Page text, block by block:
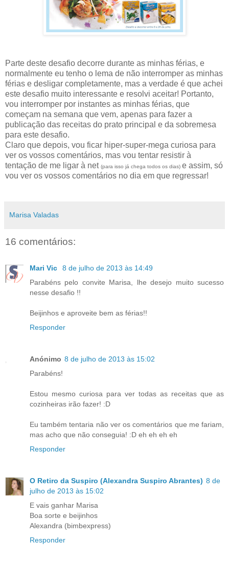
Parte deste desafio decorre durante as minhas férias, e
normalmente eu tenho o lema de não interromper as minhas
férias e desligar completamente, mas a verdade é que achei
este desafio muito interessante e resolvi aceitar! Portanto,
vou interromper por instantes as minhas férias, que
começam na semana que vem, apenas para fazer a
publicação das receitas do prato principal e da sobremesa
para este desafio.
Claro que depois, vou ficar hiper-super-mega curiosa para
ver os vossos comentários, mas vou tentar resistir à
tentação de me ligar à net (para isso já chega todos os dias) e assim, só
vou ver os vossos comentários no dia em que regressar!
Marisa Valadas
16 comentários:
Mari Vic
8 de julho de 2013 às 14:49
Parabéns pelo convite Marisa, lhe desejo muito sucesso
nesse desafio !!
Beijinhos e aproveite bem as férias!!
Responder
Anónimo 8 de julho de 2013 às 15:02
Parabéns!
Estou mesmo curiosa para ver todas as receitas que as
cozinheiras irão fazer! :D
Eu também tentaria não ver os comentários que me fariam,
mas acho que não conseguia! :D eh eh eh eh
Responder
O Retiro da Suspiro (Alexandra Suspiro Abrantes) 8 de
julho de 2013 às 15:02
E vais ganhar Marisa
Boa sorte e beijinhos
Alexandra (bimbexpress)
Responder